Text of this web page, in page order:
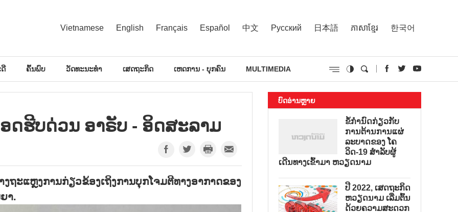
Vietnamese English Français Español 中文 Русский 日本語 ភាសាខ្មែរ 한국어
ຄົ້ນພົບ ວັດທະນະທຳ ເສດຖະກິດ ເຫດການ - ບຸກຄົນ MULTIMEDIA
ດຮີບດ່ວນ ອາຣັບ - ອິດສະລາມ
ະແຫຼງການກ່ຽວຂ້ອງເຖິງການບຸກໂຈມຕີທາງອາກາດຂອງ
າ.
ບົດອ່ານຫຼາຍ
ຂໍ້ກຳນົດກ່ຽວກັບ
ການຕ້ານການແຜ່
ລະບາດຂອງ ໂຄ
ວິດ-19 ສຳລັບຜູ້
ເດີນທາງເຂົ້າມາ ຫວຽດນາມ
ປີ 2022, ເສດຖະກິດ
ຫວຽດນາມ ເລີ່ມຕົ້ນ
ດ້ວຍຄວາມສະດວກ